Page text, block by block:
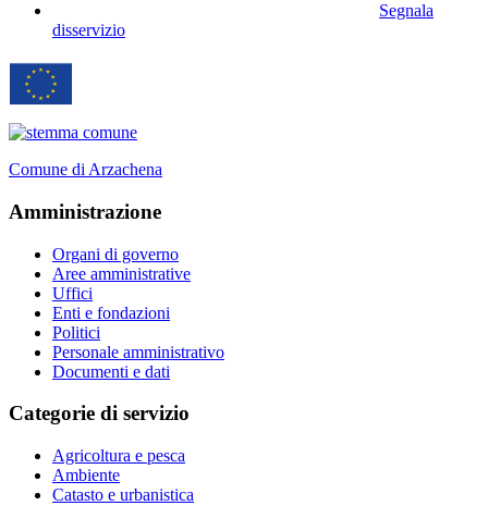
Segnala
disservizio
Comune di Arzachena
Amministrazione
Organi di governo
Aree amministrative
Uffici
Enti e fondazioni
Politici
Personale amministrativo
Documenti e dati
Categorie di servizio
Agricoltura e pesca
Ambiente
Catasto e urbanistica